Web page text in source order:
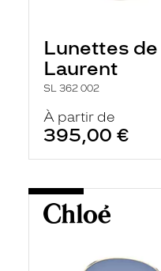
Lunettes
Laurent
SL 362 002
À partir de
395,00 €